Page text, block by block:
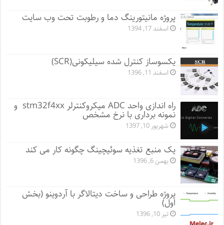
پروژه مانيتورينگ دما و رطوبت تحت وب سایت
اسفند 17, 1394
یکسوساز کنترل شده سیلیکونی(SCR)
اسفند 11, 1396
راه اندازی واحد ADC میکروکنترلر stm32f4xx و
نمونه برداری با نرخ مشخص
شهریور 10, 1397
یک منبع تغذیه سوئیچینگ چگونه کار می کند
بهمن 6, 1396
پروژه طراحی و ساخت دیتالاگر با آردوینو (بخش
اول)
تیر 10, 1396